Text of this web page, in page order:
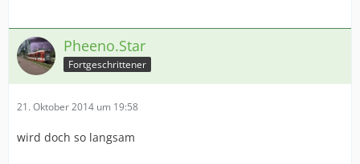
Pheeno.Star
Fortgeschrittener
21. Oktober 2014 um 19:58
wird doch so langsam